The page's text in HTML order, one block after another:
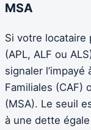
MSA
Si votre locataire
(APL, ALF ou
signaler l’impayé
Familiales (CAF)
(MSA). Le seuil
à une dette